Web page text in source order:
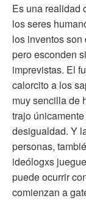
Es una realidad
los seres
los inventos
pero esconden
imprevistas. El
calorcito a los
muy sencilla de
trajo
desigualdad. Y
personas,
ideólogxs
puede ocurrir
comienzan a